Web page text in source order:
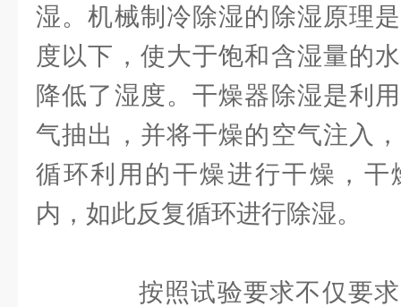
湿。机械制冷除湿的除湿原理
度以下，使大于饱和含湿量的
降低了湿度。干燥器除湿是利
气抽出，并将干燥的空气注入
循环利用的干燥进行干燥，干
内，如此反复循环进行除湿。
按照试验要求不仅要求